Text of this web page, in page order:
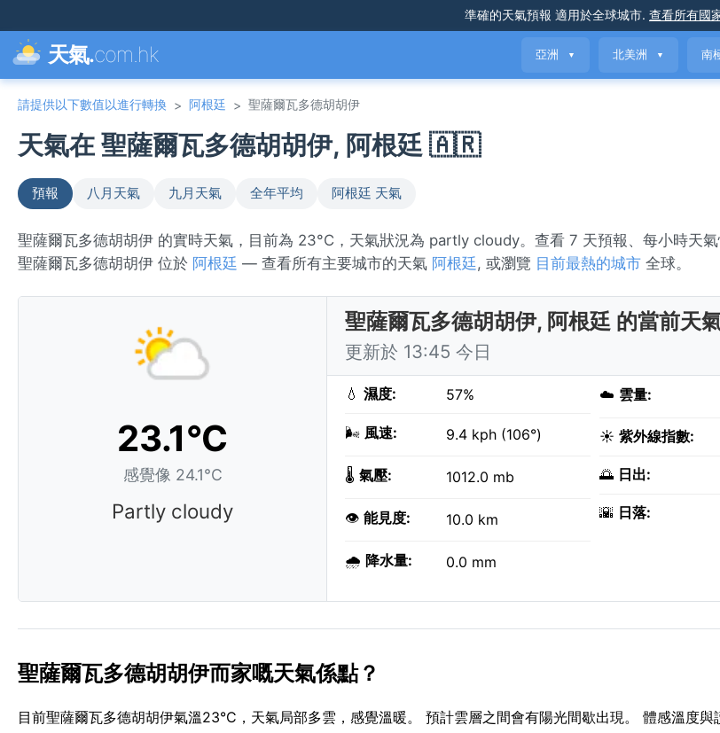
準確的天氣預報 適用於全球城市. 查看所有國
天氣.com.hk 亞洲 ▼ 北美洲 ▼ 南
請提供以下數值以進行轉換 > 阿根廷 > 聖薩爾瓦多德胡胡伊
天氣在 聖薩爾瓦多德胡胡伊, 阿根廷 🇦🇷
預報 八月天氣 九月天氣 全年平均 阿根廷 天氣
聖薩爾瓦多德胡胡伊 的實時天氣，目前為 23°C，天氣狀況為 partly cloudy。查看 7 天預報、每小時天氣
聖薩爾瓦多德胡胡伊 位於 阿根廷 — 查看所有主要城市的天氣 阿根廷, 或瀏覽 目前最熱的城市 全球。
23.1°C
感覺像 24.1°C
Partly cloudy
聖薩爾瓦多德胡胡伊, 阿根廷 的當前天
更新於 13:45 今日
💧 濕度: 57%
🌬️ 風速: 9.4 kph (106°)
🌡️ 氣壓: 1012.0 mb
👁️ 能見度: 10.0 km
🌧️ 降水量: 0.0 mm
☁️ 雲量:
☀️ 紫外線指數:
🌅 日出:
🌇 日落:
聖薩爾瓦多德胡胡伊而家嘅天氣係點？
目前聖薩爾瓦多德胡胡伊氣溫23°C，天氣局部多雲，感覺溫暖。 預計雲層之間會有陽光間歇出現。 體感溫度與